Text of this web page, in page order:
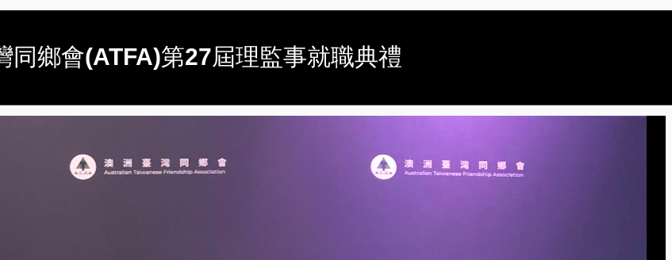
鄉會(ATFA)第27屆理監事就職典禮